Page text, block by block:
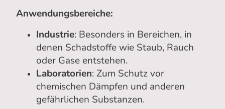
Anwendungsbereiche:
Industrie: Besonders in Bereichen, in
denen Schadstoffe wie Staub, Rauch
oder Gase entstehen.
Laboratorien: Zum Schutz vor
chemischen Dämpfen und anderen
gefährlichen Substanzen.